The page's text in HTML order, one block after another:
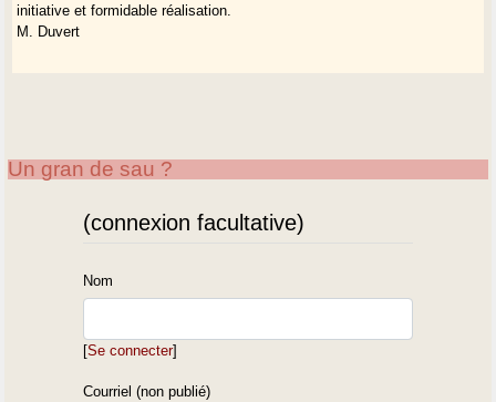
initiative et formidable réalisation.
M. Duvert
Un gran de sau ?
(connexion facultative)
Nom
[Se connecter]
Courriel (non publié)